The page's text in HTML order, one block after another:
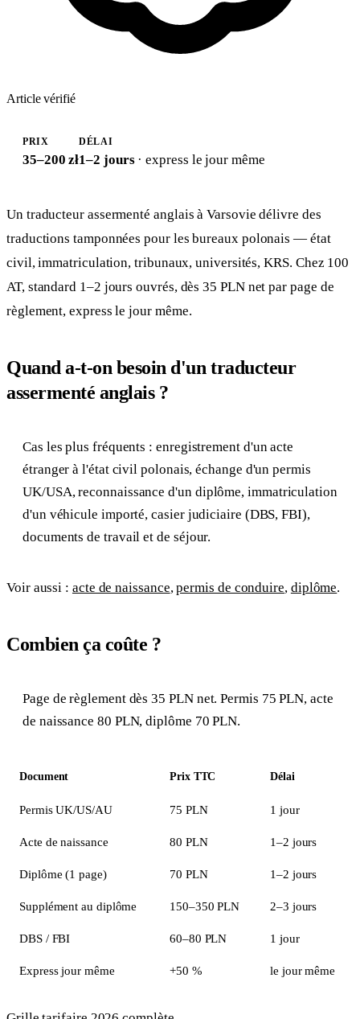
Article vérifié
PRIX
35–200 zł
DÉLAI
1–2 jours· express le jour même
Un traducteur assermenté anglais à Varsovie délivre des
traductions tamponnées pour les bureaux polonais — état
civil, immatriculation, tribunaux, universités, KRS. Chez 100
AT, standard 1–2 jours ouvrés, dès 35 PLN net par page de
règlement, express le jour même.
Quand a-t-on besoin d'un traducteur
assermenté anglais ?
Cas les plus fréquents : enregistrement d'un acte
étranger à l'état civil polonais, échange d'un permis
UK/USA, reconnaissance d'un diplôme, immatriculation
d'un véhicule importé, casier judiciaire (DBS, FBI),
documents de travail et de séjour.
Voir aussi : acte de naissance,permis de conduire, diplôme.
Combien ça coûte ?
Page de règlement dès 35 PLN net. Permis 75 PLN, acte
de naissance 80 PLN, diplôme 70 PLN.
Document Prix TTC Délai
Permis UK/US/AU 75 PLN 1 jour
Acte de naissance 80 PLN 1–2 jours
Diplôme (1 page) 70 PLN 1–2 jours
Supplément au diplôme 150–350 PLN 2–3 jours
DBS / FBI 60–80 PLN 1 jour
Express jour même +50 % le jour même